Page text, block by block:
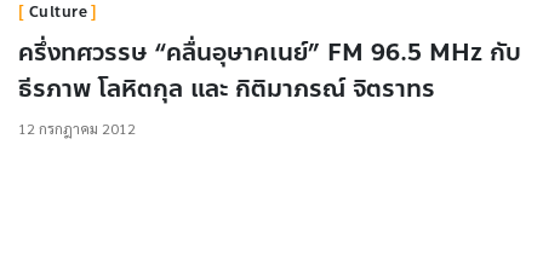
Culture
ครึ่งทศวรรษ “คลื่นอุษาคเนย์” FM 96.5 MHz กับ
ธีรภาพ โลหิตกุล และ กิติมาภรณ์ จิตราทร
12 กรกฎาคม 2012